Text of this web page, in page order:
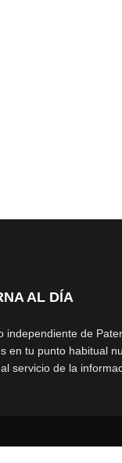
AL DÍA
independiente de
en tu punto habitual
servicio de la